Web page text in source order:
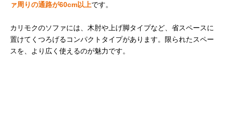
ァ周りの通路が60cm以上です。
カリモクのソファには、木肘や上げ脚タイプなど、省スペースに
置けてくつろげるコンパクトタイプがあります。限られたスペー
スを、より広く使えるのが魅力です。